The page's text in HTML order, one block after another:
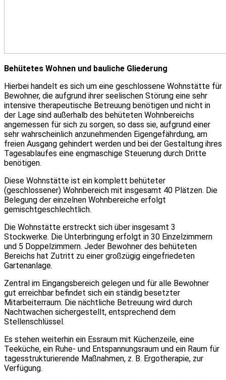
Behütetes Wohnen und bauliche Gliederung
Hierbei handelt es sich um eine geschlossene Wohnstätte für
Bewohner, die aufgrund ihrer seelischen Störung eine sehr
intensive therapeutische Betreuung benötigen und nicht in
der Lage sind außerhalb des behüteten Wohnbereichs
angemessen für sich zu sorgen, so dass sie, aufgrund einer
sehr wahrscheinlich anzunehmenden Eigengefährdung, am
freien Ausgang gehindert werden und bei der Gestaltung ihres
Tagesablaufes eine engmaschige Steuerung durch Dritte
benötigen.
Diese Wohnstätte ist ein komplett behüteter
(geschlossener) Wohnbereich mit insgesamt 40 Plätzen. Die
Belegung der einzelnen Wohnbereiche erfolgt
gemischtgeschlechtlich.
Die Wohnstätte erstreckt sich über insgesamt 3
Stockwerke. Die Unterbringung erfolgt in 30 Einzelzimmern
und 5 Doppelzimmern. Jeder Bewohner des behüteten
Bereichs hat Zutritt zu einer großzügig eingefriedeten
Gartenanlage.
Zentral im Eingangsbereich gelegen und für alle Bewohner
gut erreichbar befindet sich ein ständig besetzter
Mitarbeiterraum. Die nächtliche Betreuung wird durch
Nachtwachen sichergestellt, entsprechend dem
Stellenschlüssel.
Es stehen weiterhin ein Essraum mit Küchenzeile, eine
Teeküche, ein Ruhe- und Entspannungsraum und ein Raum für
tagesstrukturierende Maßnahmen, z. B. Ergotherapie, zur
Verfügung.